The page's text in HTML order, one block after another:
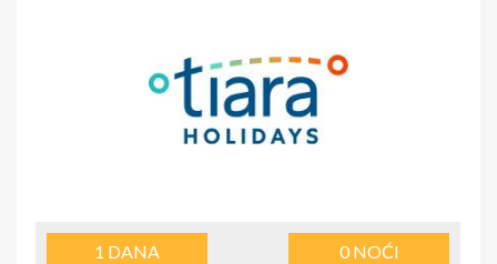
1 DANA 0NOĆI